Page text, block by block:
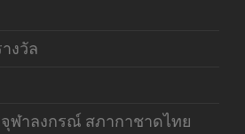
งวัล
ฬาลงกรณ์ สภากาชาดไทย